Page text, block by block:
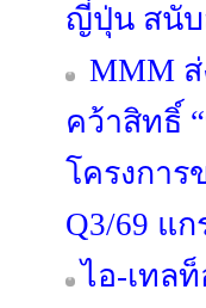
ญี่ปุ่น สนับ
MMM
คว้าสิทธิ์
โครงการ
Q3/69 แก
ไอ-เทล